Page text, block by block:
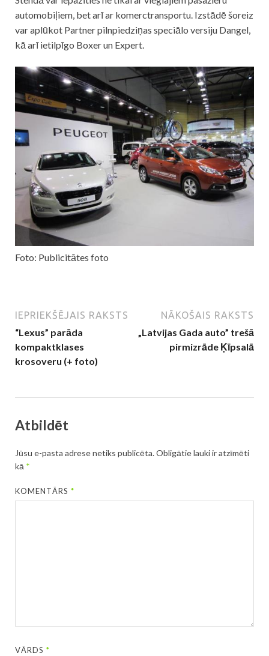
automobiļiem, bet arī ar komerctransportu. Izstādē šoreiz
var aplūkot Partner pilnpiedziņas speciālo versiju Dangel,
kā arī ietilpīgo Boxer un Expert.
Foto: Publicitātes foto
IEPRIEKŠĒJAIS RAKSTS
“Lexus” parāda
kompaktklases
krosoveru (+ foto)
NĀKOŠAIS RAKSTS
„Latvijas Gada auto” trešā
pirmizrāde Ķīpsalā
Atbildēt
Jūsu e-pasta adrese netiks publicēta.Obligātie lauki ir atzīmēti
kā *
KOMENTĀRS*
VĀRDS*